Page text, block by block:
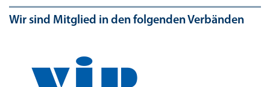
Wir sind Mitglied in den folgenden Verbänden